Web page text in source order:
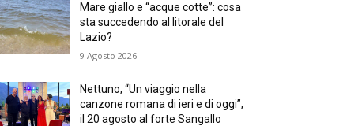
Mare giallo e “acque cotte”: cosa
sta succedendo al litorale del
Lazio?
9 Agosto 2026
Nettuno, “Un viaggio nella
canzone romana di ieri e di oggi”,
il 20 agosto al forte Sangallo